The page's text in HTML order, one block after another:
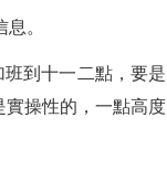
。
到十一二點，要是
操性的，一點高度